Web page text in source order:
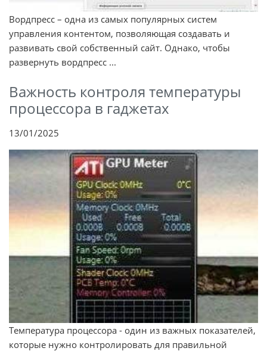
Вордпресс – одна из самых популярных систем
управления контентом, позволяющая создавать и
развивать свой собственный сайт. Однако, чтобы
развернуть вордпресс ...
Важность контроля температуры
процессора в гаджетах
13/01/2025
Температура процессора - один из важных показателей,
которые нужно контролировать для правильной